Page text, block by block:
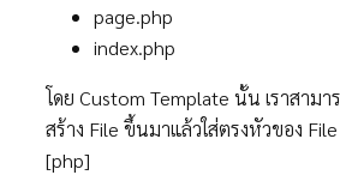
page.php
index.php
โดย Custom Template นั้น เราสามา
สร้าง File ขึ้นมาแล้วใส่ตรงหัวของ File
[php]